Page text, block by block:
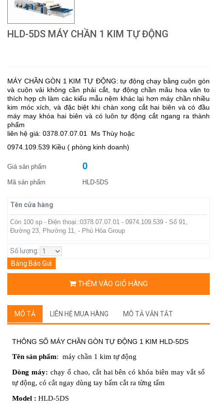
HLD-5DS MÁY CHẦN 1 KIM TỰ ĐỘNG
MÁY CHẦN GÒN 1 KIM TỰ ĐỘNG: tự động chạy bằng cuộn gòn
và cuộn vải không cần phải cắt, tự động chần mãu hoa văn to
thích hợp ch làm các kiểu mẫu nệm khác lại hơn máy chần nhiều
kim móc xích, và đặc biệt khi chàn xong cắt hai biên và có đầu
máy may khóa hai biên và có luôn tự động cắt ngang ra thành
phẩm
liên hệ giá: 0378.07.07.01 Ms Thùy hoặc
0974.109.539 Kiều ( phòng kinh doanh)
Giá sản phẩm 0
Mã sản phẩm HLD-5DS
Tên cửa hàng
Còn 100 sp - Điện thoại::0378.07.07.01 - 0974.109.539 - Số 91,
Đường 23, Phường 11, - Phú Hòa Group
Số lượng:
Bảng Báo Giá
THÊM VÀO GIỎ HÀNG
MÔ TẢ LIÊN HỆ MUA HÀNG MÔ TẢ VẮN TẮT
THÔNG SỐ MÁY CHẦN GÒN TỰ ĐỘNG 1 KIM HLD-5DS
Tên sản phẩm: máy chần 1 kim tự động
Dòng máy: chạy ổ chao, cắt hai bên có khóa biên may vắt sổ
tự động, có cắt ngay dùng tay bấm cắt ra từng tấm
Model : HLD-5DS